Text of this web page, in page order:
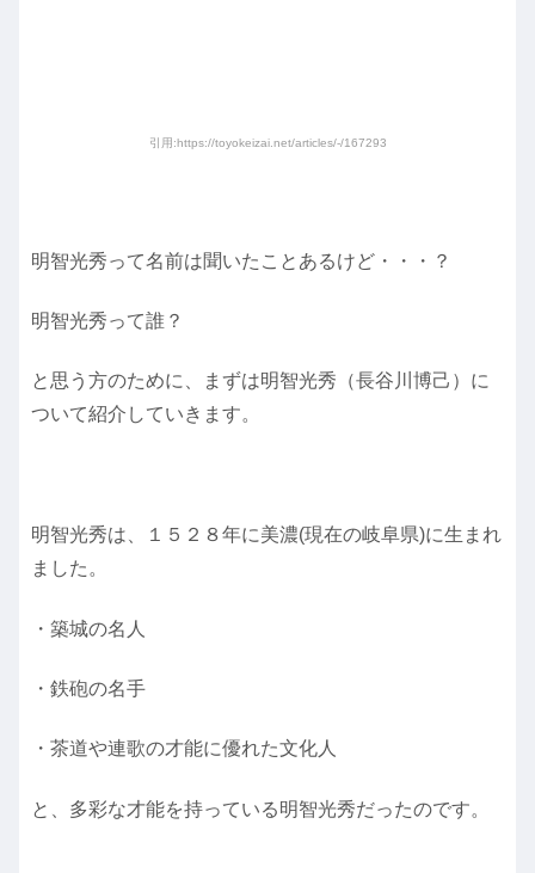
引用:https://toyokeizai.net/articles/-/167293
明智光秀って名前は聞いたことあるけど・・・？
明智光秀って誰？
と思う方のために、まずは明智光秀（長谷川博己）に
ついて紹介していきます。
明智光秀は、１５２８年に美濃(現在の岐阜県)に生まれ
ました。
・築城の名人
・鉄砲の名手
・茶道や連歌の才能に優れた文化人
と、多彩な才能を持っている明智光秀だったのです。